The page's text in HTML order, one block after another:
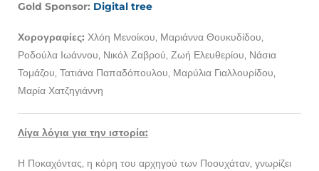
Gold Sponsor: Digital tree
Χορογραφίες: Χλόη Μενοίκου, Μαριάννα Θουκυδίδου,
Ροδούλα Ιωάννου, Νικόλ Ζαβρού, Ζωή Ελευθερίου, Νάσια
Τομάζου, Τατιάνα Παπαδόπουλου, Μαρύλια Γιαλλουρίδου,
Μαρία Χατζηγιάννη
Λίγα λόγια για την ιστορία:
Η Ποκαχόντας, η κόρη του αρχηγού των Ποουχάταν, γνωρίζει